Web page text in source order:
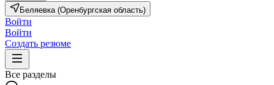
Беляевка (Оренбургская область)
Войти
Войти
Создать резюме
Все разделы